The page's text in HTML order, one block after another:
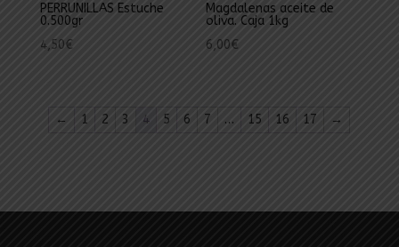
PERRUNILLAS Estuche
0.500gr
4,50€
Magdalenas aceite de
oliva. Caja 1kg
6,00€
← 1 2 3 4 5 6 7 … 15 16 17 →